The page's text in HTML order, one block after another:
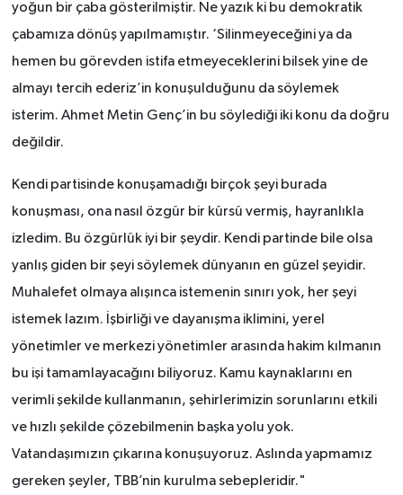
yoğun bir çaba gösterilmiştir. Ne yazık ki bu demokratik
çabamıza dönüş yapılmamıştır. ‘Silinmeyeceğini ya da
hemen bu görevden istifa etmeyeceklerini bilsek yine de
almayı tercih ederiz’in konuşulduğunu da söylemek
isterim. Ahmet Metin Genç’in bu söylediği iki konu da doğru
değildir.
Kendi partisinde konuşamadığı birçok şeyi burada
konuşması, ona nasıl özgür bir kürsü vermiş, hayranlıkla
izledim. Bu özgürlük iyi bir şeydir. Kendi partinde bile olsa
yanlış giden bir şeyi söylemek dünyanın en güzel şeyidir.
Muhalefet olmaya alışınca istemenin sınırı yok, her şeyi
istemek lazım. İşbirliği ve dayanışma iklimini, yerel
yönetimler ve merkezi yönetimler arasında hakim kılmanın
bu işi tamamlayacağını biliyoruz. Kamu kaynaklarını en
verimli şekilde kullanmanın, şehirlerimizin sorunlarını etkili
ve hızlı şekilde çözebilmenin başka yolu yok.
Vatandaşımızın çıkarına konuşuyoruz. Aslında yapmamız
gereken şeyler, TBB’nin kurulma sebepleridir."